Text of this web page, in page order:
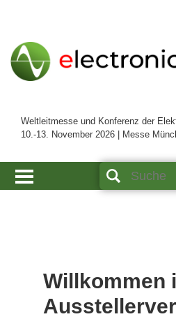
Weltleitmesse und Konferenz der
10.-13. November 2026 | Messe
Willkommen